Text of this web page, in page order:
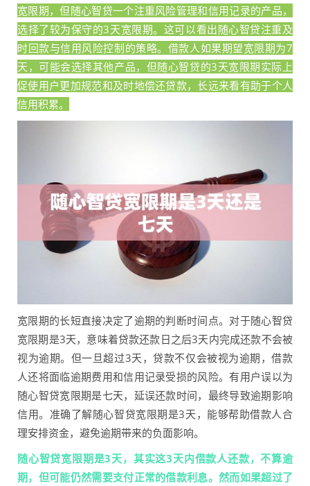
宽限期，但随心智贷一个注重风险管理和信用记录的产品，
选择了较为保守的3天宽限期。这可以看出随心智贷注重及
时回款与信用风险控制的策略。借款人如果期望宽限期为7
天，可能会选择其他产品，但随心智贷的3天宽限期实际上
促使用户更加规范和及时地偿还贷款，长远来看有助于个人
信用积累。
宽限期的长短直接决定了逾期的判断时间点。对于随心智贷
宽限期是3天，意味着贷款还款日之后3天内完成还款不会被
视为逾期。但一旦超过3天，贷款不仅会被视为逾期，借款
人还将面临逾期费用和信用记录受损的风险。有用户误以为
随心智贷宽限期是七天，延误还款时间，最终导致逾期影响
信用。准确了解随心智贷宽限期是3天，能够帮助借款人合
理安排资金，避免逾期带来的负面影响。
随心智贷宽限期是3天，其实这3天内借款人还款，不算逾
期，但可能仍然需要支付正常的借款利息。然而如果超过了